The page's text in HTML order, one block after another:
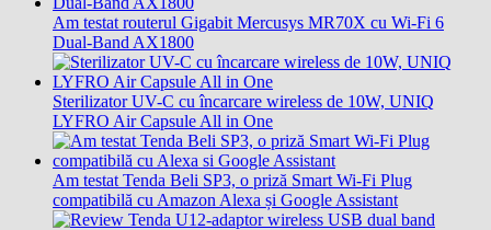
Am testat routerul Gigabit Mercusys MR70X cu Wi-Fi 6
Dual-Band AX1800
Sterilizator UV-C cu încarcare wireless de 10W, UNIQ
LYFRO Air Capsule All in One
Am testat Tenda Beli SP3, o priză Smart Wi-Fi Plug
compatibilă cu Amazon Alexa și Google Assistant